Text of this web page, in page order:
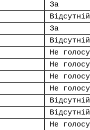
За
Відсутній
За
Відсутній
Не
Не
Не
Не
Відсутній
Відсутній
Не